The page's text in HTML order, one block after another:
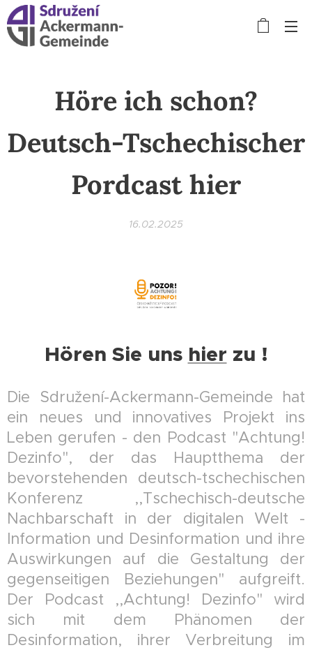
Höre ich schon?
Deutsch-Tschechischer
Pordcast hier
16.02.2025
Hören Sie uns hier zu !
Die Sdružení-Ackermann-Gemeinde hat
ein neues und innovatives Projekt ins
Leben gerufen - den Podcast "Achtung!
Dezinfo", der das Hauptthema der
bevorstehenden deutsch-tschechischen
Konferenz ,,Tschechisch-deutsche
Nachbarschaft in der digitalen Welt -
Information und Desinformation und ihre
Auswirkungen auf die Gestaltung der
gegenseitigen Beziehungen" aufgreift.
Der Podcast ,,Achtung! Dezinfo" wird
sich mit dem Phänomen der
Desinformation, ihrer Verbreitung im